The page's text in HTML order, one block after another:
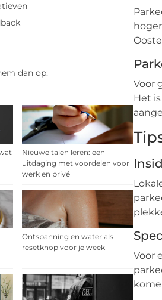
dan op:
Nieuwe talen leren: een
uitdaging met voordelen voor
werk en privé
Ontspanning en water als
resetknop voor je week
Voor
Het
Voor